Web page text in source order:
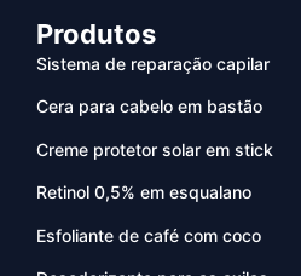
Produtos
Sistema de reparação capilar
Cera para cabelo em bastão
Creme protetor solar em stick
Retinol 0,5% em esqualano
Esfoliante de café com coco